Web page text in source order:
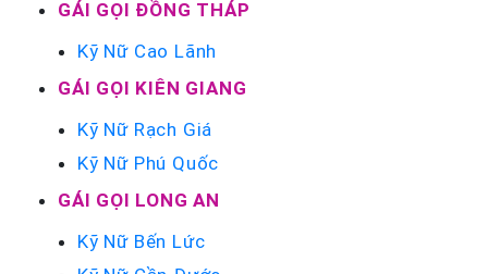
GÁI GỌI ĐỒNG THÁP
Kỹ Nữ Cao Lãnh
GÁI GỌI KIÊN GIANG
Kỹ Nữ Rạch Giá
Kỹ Nữ Phú Quốc
GÁI GỌI LONG AN
Kỹ Nữ Bến Lức